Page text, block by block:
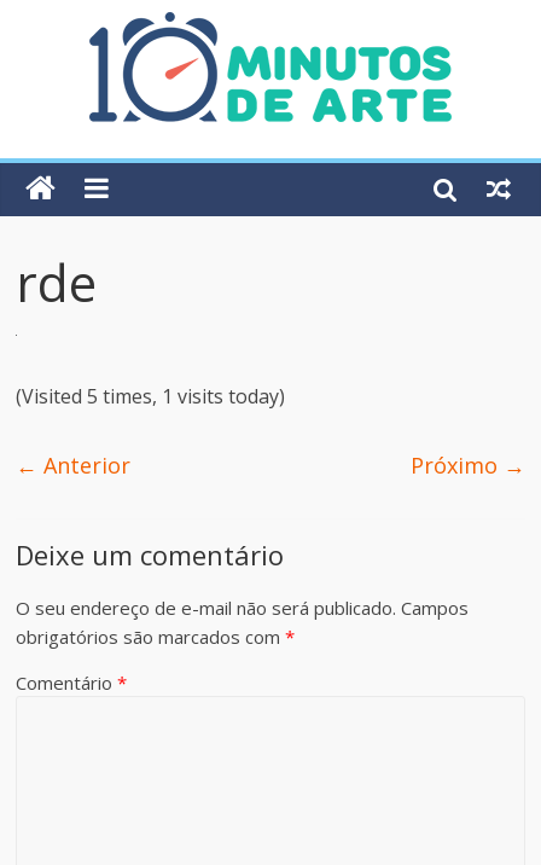
rde
(Visited 5 times, 1 visits today)
← Anterior Próximo →
Deixe um comentário
O seu endereço de e-mail não será publicado. Campos
obrigatórios são marcados com*
Comentário*